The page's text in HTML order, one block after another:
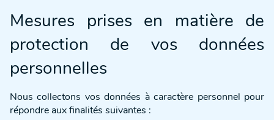
Mesures prises en matière de
protection de vos données
personnelles
Nous collectons vos données à caractère personnel pour
répondre aux finalités suivantes :